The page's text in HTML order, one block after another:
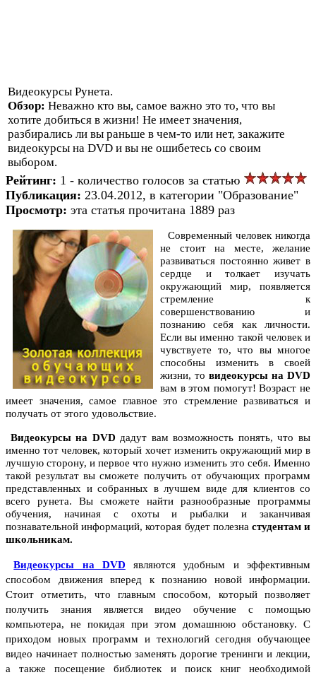
Видеокурсы Рунета.
Обзор: Неважно кто вы, самое важно это то, что вы
хотите добиться в жизни! Не имеет значения,
разбирались ли вы раньше в чем-то или нет, закажите
видеокурсы на DVD и вы не ошибетесь со своим
выбором.
Рейтинг: 1 - количество голосов за статью
Публикация: 23.04.2012, в категории "Образование"
Просмотр: эта статья прочитана 1889 раз
Современный человек никогда
не стоит на месте, желание
развиваться постоянно живет в
сердце и толкает изучать
окружающий мир, появляется
стремление к
совершенствованию и
познанию себя как личности.
Если вы именно такой человек и
чувствуете то, что вы многое
способны изменить в своей
жизни, то видеокурсы на DVD
вам в этом помогут! Возраст не
имеет значения, самое главное это стремление развиваться и
получать от этого удовольствие.
Видеокурсы на DVD дадут вам возможность понять, что вы
именно тот человек, который хочет изменить окружающий мир в
лучшую сторону, и первое что нужно изменить это себя. Именно
такой результат вы сможете получить от обучающих программ
представленных и собранных в лучшем виде для клиентов со
всего рунета. Вы сможете найти разнообразные программы
обучения, начиная с охоты и рыбалки и заканчивая
познавательной информаций, которая будет полезна студентам и
школьникам.
Видеокурсы на DVD являются удобным и эффективным
способом движения вперед к познанию новой информации.
Стоит отметить, что главным способом, который позволяет
получить знания является видео обучение с помощью
компьютера, не покидая при этом домашнюю обстановку. С
приходом новых программ и технологий сегодня обучающее
видео начинает полностью заменять дорогие тренинги и лекции,
а также посещение библиотек и поиск книг необходимой